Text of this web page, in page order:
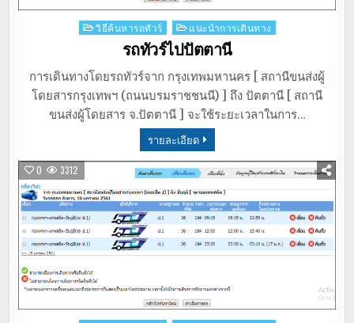
Posted
วิธีค้นหารถทัวร์ แนะนำการเดินทาง
รถทัวร์ไปปัตตานี
การเดินทางโดยรถทัวร์จาก กรุงเทพมหานคร [ สถานีขนส่งผู้
โดยสารกรุงเทพฯ (ถนนบรมราชชนนี) ] ถึง ปัตตานี [ สถานี
ขนส่งผู้โดยสาร จ.ปัตตานี ] จะใช้ระยะเวลาในการ…
รายละเอียด
0 3312